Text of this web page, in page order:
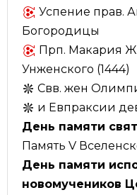
Успение прав.
Богородицы
Прп. Макария
Унженского (1444)
Свв. жен
и Евпраксии
День памяти
Память V
День памяти
новомучеников